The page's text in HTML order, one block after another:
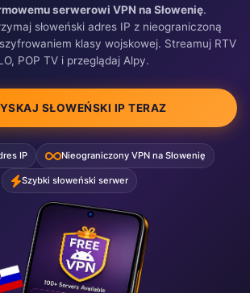
serwerowi VPN na Słowenię.
słoweński adres IP z nieograniczoną
klasy wojskowej. Streamuj RTV
POP TV i przeglądaj Alpy.
SŁOWEŃSKI IP TERAZ
IP Nieograniczony VPN na Słowenię
Szybki słoweński serwer